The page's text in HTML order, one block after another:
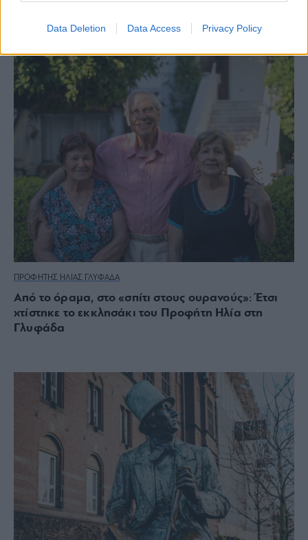
Data Deletion Data Access Privacy Policy
ΠΡΟΦΗΤΗΣ ΗΛΙΑΣ ΓΛΥΦΑΔΑ
Από το όραμα, στο «σπίτι στους ουρανούς»: Έτσι
χτίστηκε το εκκλησάκι του Προφήτη Ηλία στη
Γλυφάδα